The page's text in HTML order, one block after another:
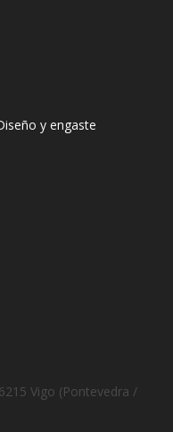
y engaste
Vigo (Pontevedra /